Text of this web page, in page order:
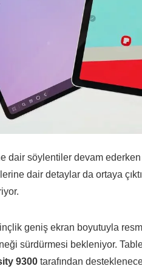
dair söylentiler devam
dair detaylar da ortaya
geniş ekran boyutuyla
sürdürmesi bekleniyor.
9300 tarafından